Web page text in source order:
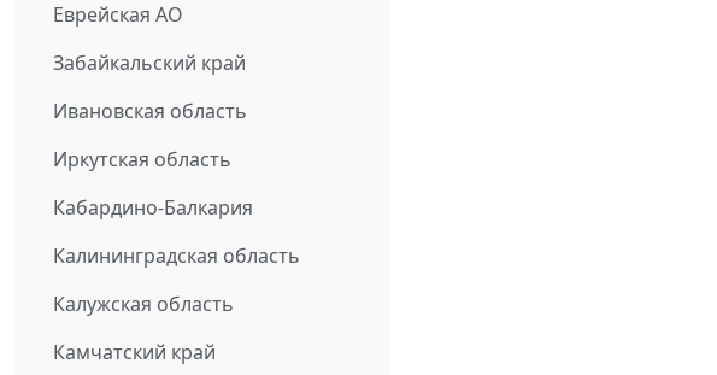
Еврейская АО
Забайкальский край
Ивановская область
Иркутская область
Кабардино-Балкария
Калининградская область
Калужская область
Камчатский край